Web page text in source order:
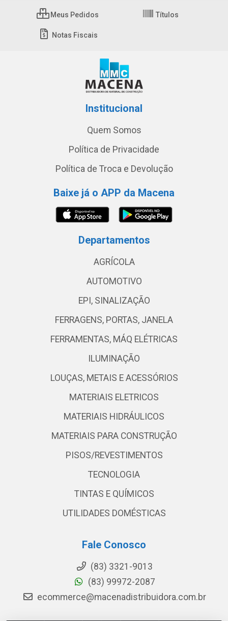
Meus Pedidos Títulos
Notas Fiscais
Institucional
Quem Somos
Política de Privacidade
Política de Troca e Devolução
Baixe já o APP da Macena
Departamentos
AGRÍCOLA
AUTOMOTIVO
EPI, SINALIZAÇÃO
FERRAGENS, PORTAS, JANELA
FERRAMENTAS, MÁQ ELÉTRICAS
ILUMINAÇÃO
LOUÇAS, METAIS E ACESSÓRIOS
MATERIAIS ELETRICOS
MATERIAIS HIDRÁULICOS
MATERIAIS PARA CONSTRUÇÃO
PISOS/REVESTIMENTOS
TECNOLOGIA
TINTAS E QUÍMICOS
UTILIDADES DOMÉSTICAS
Fale Conosco
(83) 3321-9013
(83) 99972-2087
ecommerce@macenadistribuidora.com.br